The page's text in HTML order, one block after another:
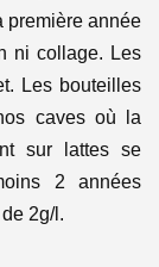
première année
ni collage. Les
Les bouteilles
caves où la
sur lattes se
2 années
2g/l.